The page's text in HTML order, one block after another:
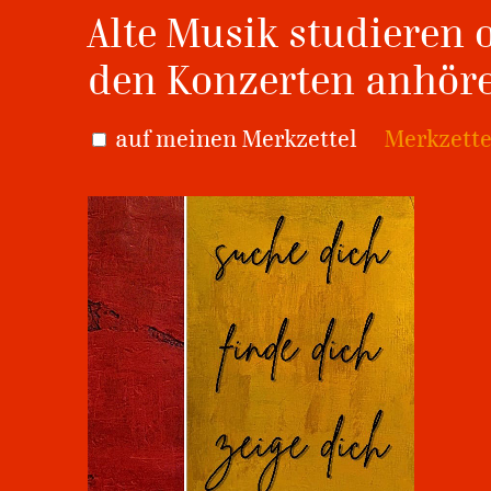
Alte Musik studieren
den Konzerten
auf meinen Merkzettel